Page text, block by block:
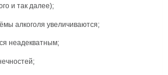
и так далее);
алкоголя увеличиваются;
неадекватным;